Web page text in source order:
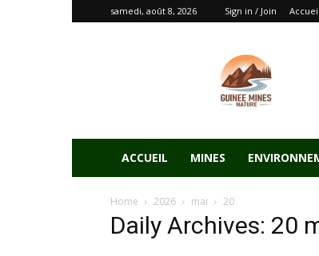
samedi, août 8, 2026 Sign in / Join Accueil
ACCUEIL MINES
Home 2026 mai 20
Daily Archives: 20